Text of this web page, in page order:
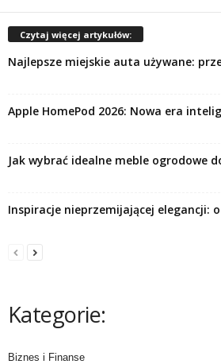
Czytaj więcej artykułów:
Najlepsze miejskie auta używane:
Apple HomePod 2026: Nowa era
Jak wybrać idealne meble ogrodowe
Inspiracje nieprzemijającej elegancji:
Kategorie:
Biznes i Finanse